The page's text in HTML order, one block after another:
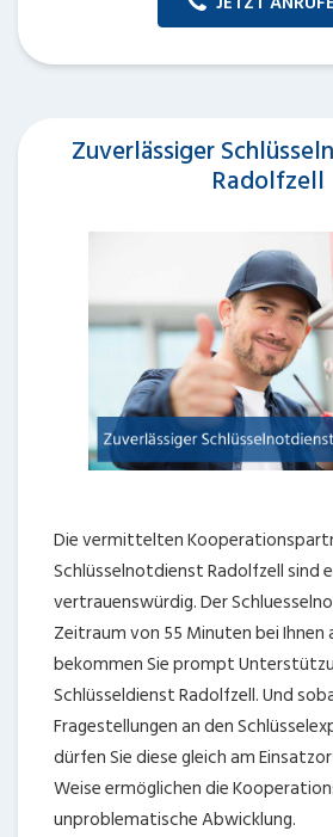
Zuverlässiger
Radolfzell
Die vermittelten
Schlüsselnotdienst Radolfzell sind
vertrauenswürdig. Der
Zeitraum von 55 Minuten bei Ihnen
bekommen Sie prompt
Schlüsseldienst Radolfzell. Und
Fragestellungen an den
dürfen Sie diese gleich am
Weise ermöglichen die
unproblematische Abwicklung.